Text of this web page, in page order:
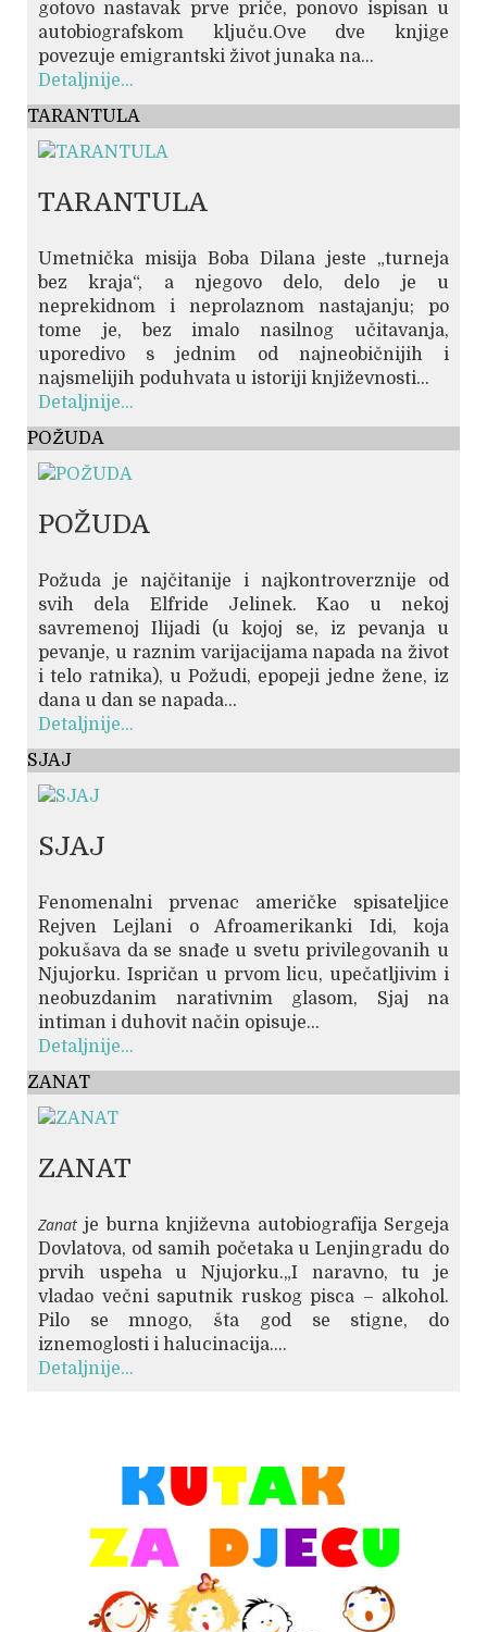
gotovo nastavak prve priče, ponovo ispisan u
autobiografskom ključu.Ove dve knjige
povezuje emigrantski život junaka na...
Detaljnije...
TARANTULA
TARANTULA
Umetnička misija Boba Dilana jeste „turneja
bez kraja“, a njegovo delo, delo je u
neprekidnom i neprolaznom nastajanju; po
tome je, bez imalo nasilnog učitavanja,
uporedivo s jednim od najneobičnijih i
najsmelijih poduhvata u istoriji književnosti...
Detaljnije...
POŽUDA
POŽUDA
Požuda je najčitanije i najkontroverznije od
svih dela Elfride Jelinek. Kao u nekoj
savremenoj Ilijadi (u kojoj se, iz pevanja u
pevanje, u raznim varijacijama napada na život
i telo ratnika), u Požudi, epopeji jedne žene, iz
dana u dan se napada...
Detaljnije...
SJAJ
SJAJ
Fenomenalni prvenac američke spisateljice
Rejven Lejlani o Afroamerikanki Idi, koja
pokušava da se snađe u svetu privilegovanih u
Njujorku. Ispričan u prvom licu, upečatljivim i
neobuzdanim narativnim glasom, Sjaj na
intiman i duhovit način opisuje...
Detaljnije...
ZANAT
ZANAT
Zanat je burna književna autobiografija Sergeja
Dovlatova, od samih početaka u Lenjingradu do
prvih uspeha u Njujorku.„I naravno, tu je
vladao večni saputnik ruskog pisca – alkohol.
Pilo se mnogo, šta god se stigne, do
iznemoglosti i halucinacija....
Detaljnije...